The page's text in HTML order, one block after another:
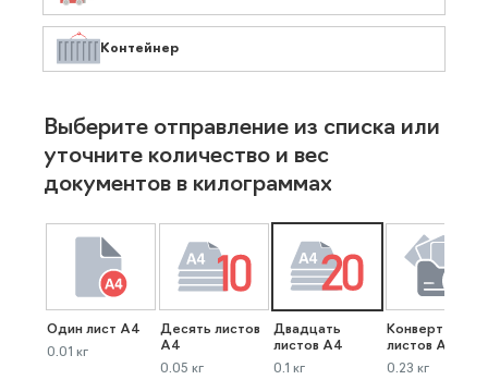
Контейнер
Выберите отправление из списка или
уточните количество и вес
документов в килограммах
Один лист А4
0.01 кг
Десять листов
А4
0.05 кг
Двадцать
листов А4
0.1 кг
Конверт до 40
листов А4
0.23 кг